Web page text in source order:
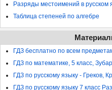
Разряды местоимений в русском
Таблица степеней по алгебре
ГДЗ бесплатно по всем
ГДЗ по математике, 5 класс,
ГДЗ по русскому языку - Греков,
ГДЗ по русскому языку 7 класс